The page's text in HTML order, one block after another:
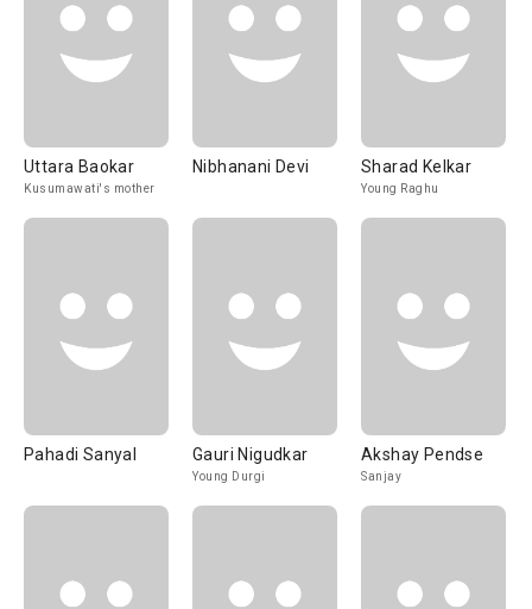
Uttara Baokar
Kusumawati's mother
Nibhanani Devi Sharad Kelkar
Young Raghu
Pahadi Sanyal Gauri Nigudkar
Young Durgi
Akshay Pendse
Sanjay